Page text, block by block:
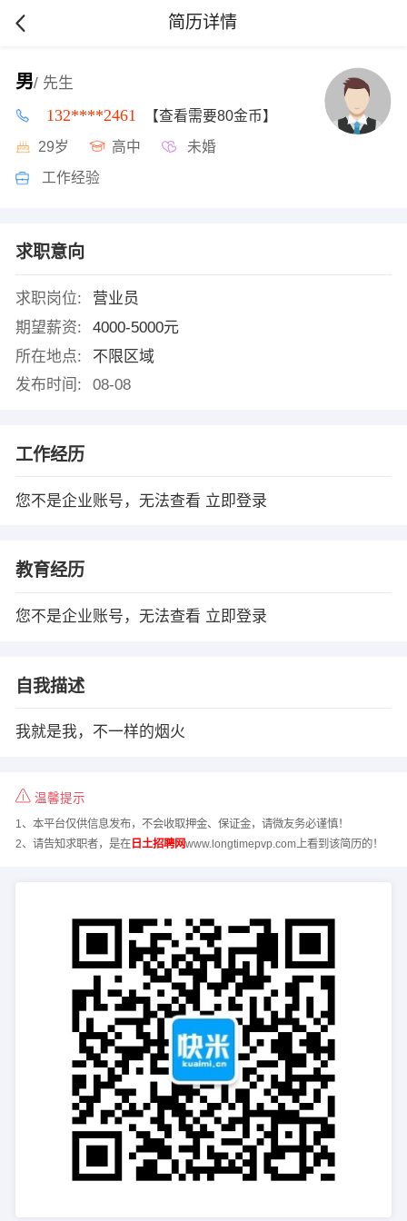
简历详情
男/ 先生
132****2461 【查看需要80金币】
29岁 高中 未婚
工作经验
求职意向
求职岗位:
营业员
期望薪资:
4000-5000元
所在地点:
不限区域
发布时间:
08-08
工作经历
您不是企业账号，无法查看 立即登录
教育经历
您不是企业账号，无法查看 立即登录
自我描述
我就是我，不一样的烟火
温馨提示
1、本平台仅供信息发布，不会收取押金、保证金，请微友务必谨慎！
2、请告知求职者，是在日土招聘网www.longtimepvp.com上看到该简历的！